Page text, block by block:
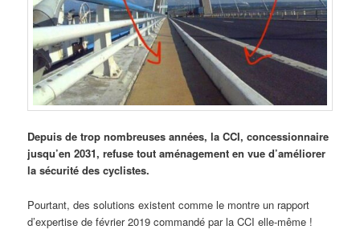
Depuis de trop nombreuses années, la CCI, concessionnaire
jusqu’en 2031, refuse tout aménagement en vue d’améliorer
la sécurité des cyclistes.
Pourtant, des solutions existent comme le montre un rapport
d’expertise de février 2019 commandé par la CCI elle-même !